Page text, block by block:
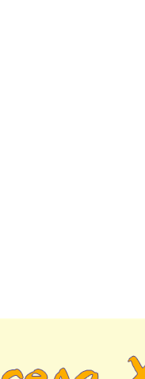
истории,
шаржи, стихи,